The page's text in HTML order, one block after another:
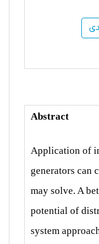
Abstract
Application of
generators can
may solve. A
potential of
system